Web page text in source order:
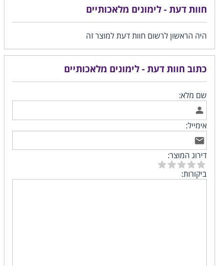
חוות דעת - לימונים מלאכותיים
היה הראשון לרשום חוות דעת למוצר זה
כתוב חוות דעת - לימונים מלאכותיים
שם מלא:
אימייל:
דירוג המוצר:
ביקורות: